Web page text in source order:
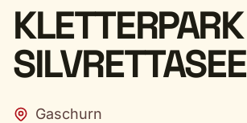
KLETTERPARK
SILVRETTASEE
Gaschurn